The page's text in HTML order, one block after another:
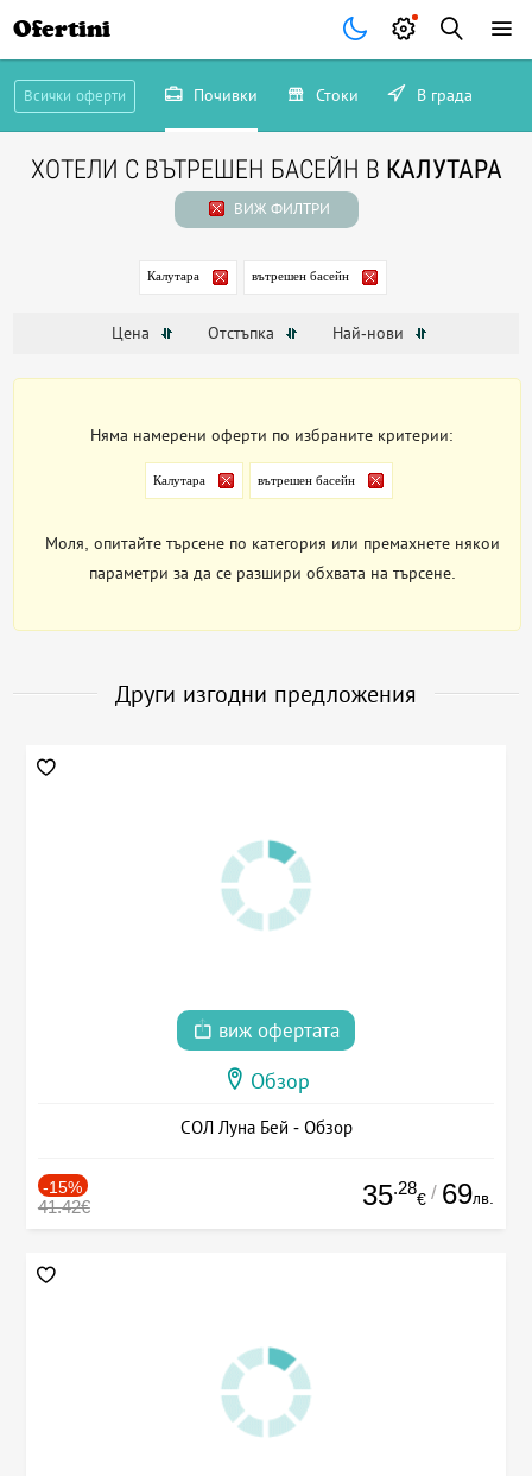
Ofertini
Всички оферти Почивки Стоки В града
ХОТЕЛИ С ВЪТРЕШЕН БАСЕЙН В КАЛУТАРА
ВИЖ ФИЛТРИ
Калутара вътрешен басейн
Цена Отстъпка Най-нови
Няма намерени оферти по избраните критерии:
Калутара вътрешен басейн
Моля, опитайте търсене по категория или премахнете някои
параметри за да се разшири обхвата на търсене.
Други изгодни предложения
виж офертата
Обзор
СОЛ Луна Бей - Обзор
-15%
41.42€ 35.28
€ / 69лв.